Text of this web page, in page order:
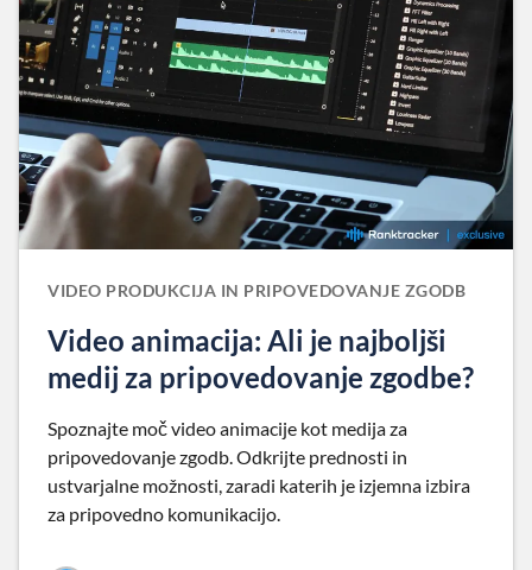
VIDEO PRODUKCIJA IN PRIPOVEDOVANJE ZGODB
Video animacija: Ali je najboljši
medij za pripovedovanje zgodbe?
Spoznajte moč video animacije kot medija za
pripovedovanje zgodb. Odkrijte prednosti in
ustvarjalne možnosti, zaradi katerih je izjemna izbira
za pripovedno komunikacijo.